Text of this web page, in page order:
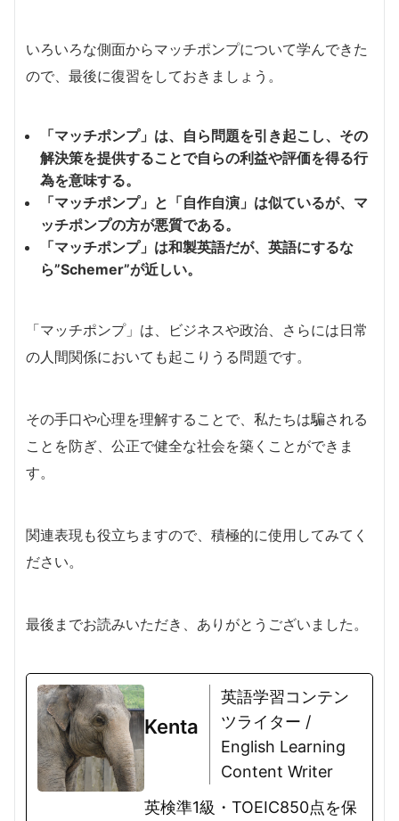
いろいろな側面からマッチポンプについて学んできた
ので、最後に復習をしておきましょう。
「マッチポンプ」は、自ら問題を引き起こし、その
解決策を提供することで自らの利益や評価を得る行
為を意味する。
「マッチポンプ」と「自作自演」は似ているが、マ
ッチポンプの方が悪質である。
「マッチポンプ」は和製英語だが、英語にするな
ら”Schemer”が近しい。
「マッチポンプ」は、ビジネスや政治、さらには日常
の人間関係においても起こりうる問題です。
その手口や心理を理解することで、私たちは騙される
ことを防ぎ、公正で健全な社会を築くことができま
す。
関連表現も役立ちますので、積極的に使用してみてく
ださい。
最後までお読みいただき、ありがとうございました。
Kenta
英語学習コンテン
ツライター /
English Learning
Content Writer
英検準1級・TOEIC850点を保